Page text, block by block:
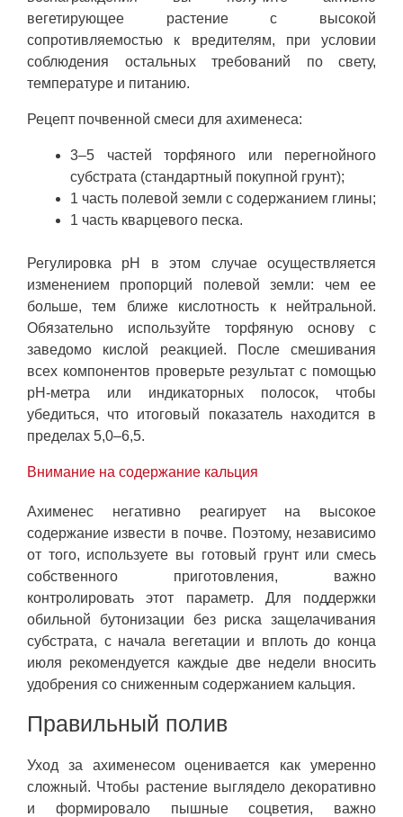
вегетирующее растение с высокой
сопротивляемостью к вредителям, при условии
соблюдения остальных требований по свету,
температуре и питанию.
Рецепт почвенной смеси для ахименеса:
3–5 частей торфяного или перегнойного
субстрата (стандартный покупной грунт);
1 часть полевой земли с содержанием глины;
1 часть кварцевого песка.
Регулировка pH в этом случае осуществляется
изменением пропорций полевой земли: чем ее
больше, тем ближе кислотность к нейтральной.
Обязательно используйте торфяную основу с
заведомо кислой реакцией. После смешивания
всех компонентов проверьте результат с помощью
pH-метра или индикаторных полосок, чтобы
убедиться, что итоговый показатель находится в
пределах 5,0–6,5.
Внимание на содержание кальция
Ахименес негативно реагирует на высокое
содержание извести в почве. Поэтому, независимо
от того, используете вы готовый грунт или смесь
собственного приготовления, важно
контролировать этот параметр. Для поддержки
обильной бутонизации без риска защелачивания
субстрата, с начала вегетации и вплоть до конца
июля рекомендуется каждые две недели вносить
удобрения со сниженным содержанием кальция.
Правильный полив
Уход за ахименесом оценивается как умеренно
сложный. Чтобы растение выглядело декоративно
и формировало пышные соцветия, важно